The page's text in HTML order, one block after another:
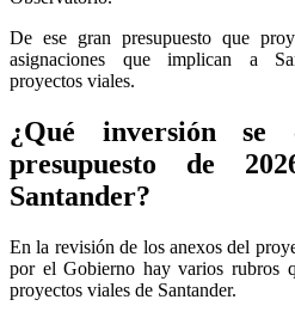
De ese gran presupuesto que
asignaciones que implican a
proyectos viales.
¿Qué inversión se
presupuesto de
Santander?
En la revisión de los anexos del
por el Gobierno hay varios rubros
proyectos viales de Santander.